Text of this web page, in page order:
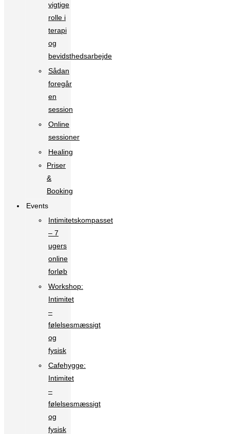
vigtige
rolle i
terapi
og
bevidsthedsarbejde
Sådan
foregår
en
session
Online
sessioner
Healing
Priser
&
Booking
Events
Intimitetskompasset
– 7
ugers
online
forløb
Workshop:
Intimitet
–
følelsesmæssigt
og
fysisk
Cafehygge:
Intimitet
–
følelsesmæssigt
og
fysisk